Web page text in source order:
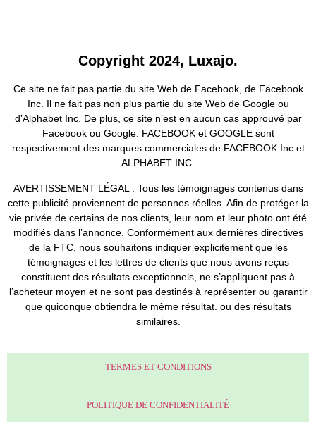
Copyright 2024, Luxajo.
Ce site ne fait pas partie du site Web de Facebook, de Facebook
Inc. Il ne fait pas non plus partie du site Web de Google ou
d’Alphabet Inc. De plus, ce site n’est en aucun cas approuvé par
Facebook ou Google. FACEBOOK et GOOGLE sont
respectivement des marques commerciales de FACEBOOK Inc et
ALPHABET INC.
AVERTISSEMENT LÉGAL : Tous les témoignages contenus dans
cette publicité proviennent de personnes réelles. Afin de protéger la
vie privée de certains de nos clients, leur nom et leur photo ont été
modifiés dans l’annonce. Conformément aux dernières directives
de la FTC, nous souhaitons indiquer explicitement que les
témoignages et les lettres de clients que nous avons reçus
constituent des résultats exceptionnels, ne s’appliquent pas à
l’acheteur moyen et ne sont pas destinés à représenter ou garantir
que quiconque obtiendra le même résultat. ou des résultats
similaires.
TERMES ET CONDITIONS
POLITIQUE DE CONFIDENTIALITÉ